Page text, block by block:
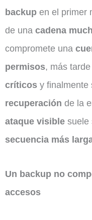
backup en el primer
de una cadena
compromete una
permisos, más
críticos y finalmente
recuperación de la
ataque visible suele
secuencia más
Un backup no
accesos